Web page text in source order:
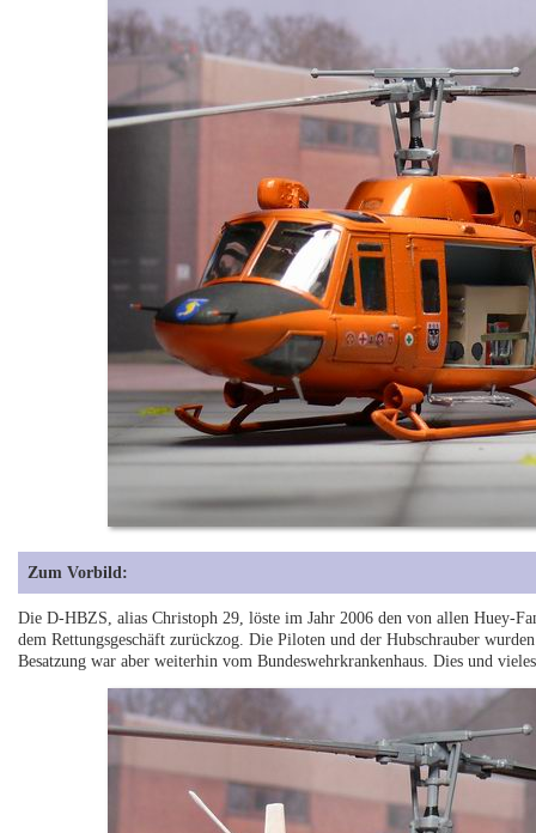
Zum Vorbild:
Die D-HBZS, alias Christoph 29, löste im Jahr 2006 den von allen Huey-
dem Rettungsgeschäft zurückzog. Die Piloten und der Hubschrauber
Besatzung war aber weiterhin vom Bundeswehrkrankenhaus. Dies und